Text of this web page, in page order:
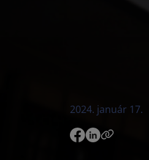
2024. január 17.